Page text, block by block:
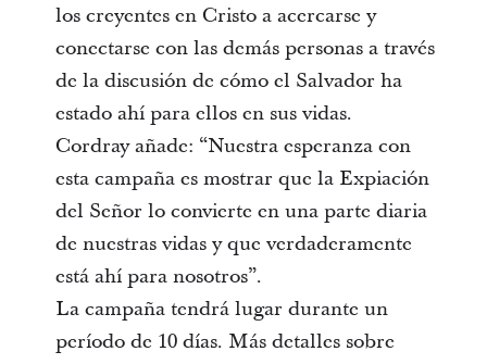
los creyentes en Cristo a acercarse y
conectarse con las demás personas a través
de la discusión de cómo el Salvador ha
estado ahí para ellos en sus vidas.
Cordray añade: “Nuestra esperanza con
esta campaña es mostrar que la Expiación
del Señor lo convierte en una parte diaria
de nuestras vidas y que verdaderamente
está ahí para nosotros”.
La campaña tendrá lugar durante un
período de 10 días. Más detalles sobre